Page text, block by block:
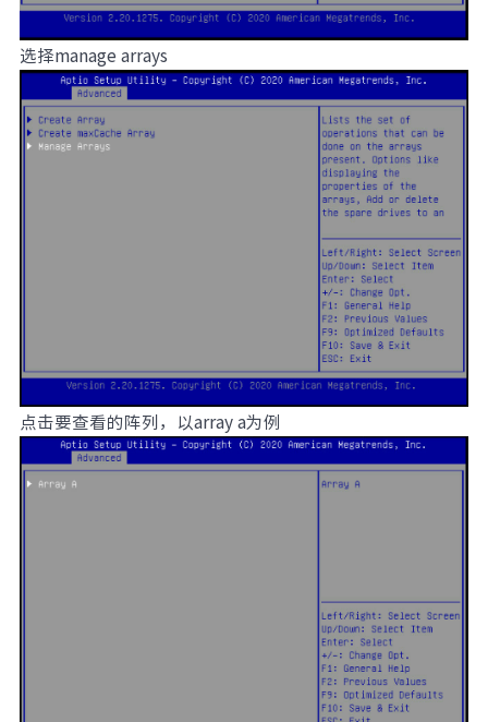
选择manage arrays
点击要查看的阵列，以array a为例